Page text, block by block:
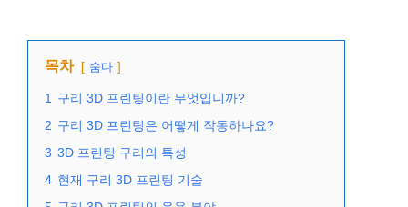
목차 숨다
1
구리 3D 프린팅이란 무엇입니까?
2 구리 3D 프린팅은 어떻게 작동하나요?
3 3D 프린팅 구리의 특성
4 현재 구리 3D 프린팅 기술